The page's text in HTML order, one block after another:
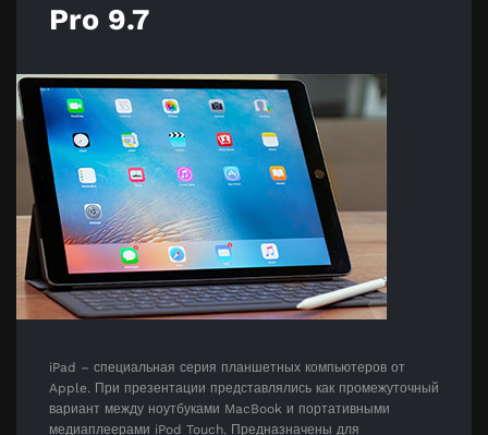
Pro 9.7
iPad – специальная серия планшетных компьютеров от
Apple. При презентации представлялись как промежуточный
вариант между ноутбуками MacBook и портативными
медиаплеерами iPod Touch. Предназначены для